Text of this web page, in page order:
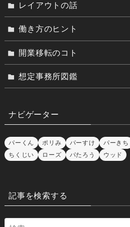
レイアウトの話
働き方のヒント
開業移転のコト
想定事務所図鑑
ナビゲーター
パーくん ポリみ パーすけ パーきち
ちくじい
ローズ パたろう ウッド
記事を検索する